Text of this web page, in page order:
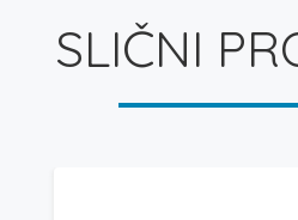
SLIČNI